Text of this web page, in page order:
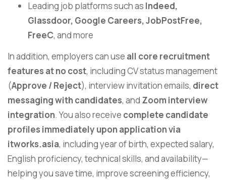
Leading job platforms such as Indeed,
Glassdoor, Google Careers,JobPostFree,
FreeC, and more
In addition, employers can use all core recruitment
features at no cost, including CV status management
(Approve / Reject), interview invitation emails, direct
messaging with candidates, and Zoom interview
integration. You also receive complete candidate
profiles immediately upon application via
itworks.asia, including year of birth, expected salary,
English proficiency, technical skills, and availability—
helping you save time, improve screening efficiency,